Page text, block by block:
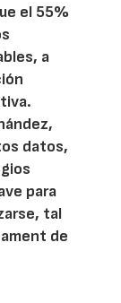
el 55%
a
datos,
para
tal
de